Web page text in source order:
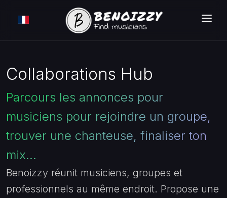
RECHERCHER
TARIFS
CONNEXION
INSCRIPTION GRATUITE
Collaborations Hub
Parcours les annonces pour
musiciens pour rejoindre un groupe,
trouver une chanteuse, finaliser ton
mix...
Benoizzy réunit musiciens, groupes et
professionnels au même endroit. Propose une